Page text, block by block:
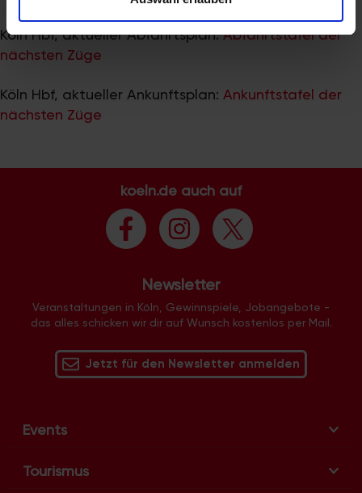
analysieren. Außerdem geben wir Informationen zu Ihrer
Verwendung unserer Website an unsere Partner für
soziale Medien, Werbung und Analysen weiter. Unsere
weiteren Daten zusammen, die Sie ihnen bereitgestellt
haben oder die sie im Rahmen Ihrer Nutzung der Dienste
Köln Hbf, aktueller Abfahrtsplan:Abfahrtstafel der
nächsten Züge
Köln Hbf, aktueller Ankunftsplan: Ankunftstafel der
nächsten Züge
koeln.de auch auf
Newsletter
Veranstaltungen in Köln, Gewinnspiele, Jobangebote -
das alles schicken wir dir auf Wunsch kostenlos per Mail.
Jetzt für den Newsletter anmelden
Events
Tourismus